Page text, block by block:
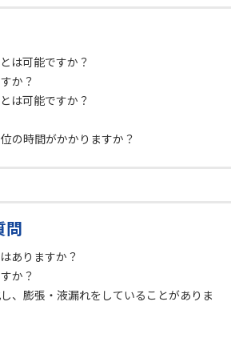
は可能ですか？
か？
は可能ですか？
の時間がかかりますか？
問
ありますか？
か？
、膨張・液漏れをしていることがありま